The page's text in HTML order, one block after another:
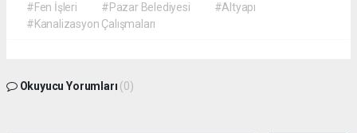
#Fen İşleri #Pazar Belediyesi
#Altyapı
#Kanalizasyon Çalışmaları
Okuyucu Yorumları (0)